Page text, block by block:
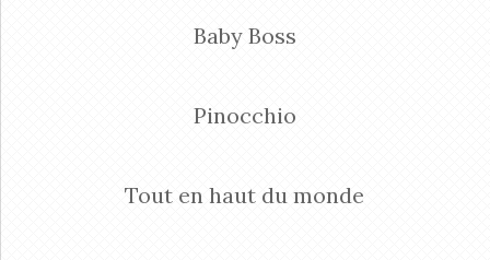
Baby Boss
Pinocchio
Tout en haut du monde